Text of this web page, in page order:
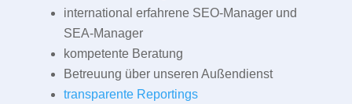
international erfahrene SEO-Manager und
SEA-Manager
kompetente Beratung
Betreuung über unseren Außendienst
transparente Reportings